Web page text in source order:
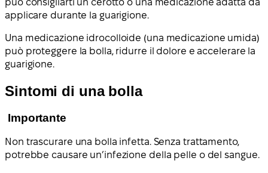
applicare durante la guarigione.
Una medicazione idrocolloide (una medicazione umida)
può proteggere la bolla, ridurre il dolore e accelerare la
guarigione.
Sintomi di una bolla
Importante
Non trascurare una bolla infetta. Senza trattamento,
potrebbe causare un’infezione della pelle o del sangue.